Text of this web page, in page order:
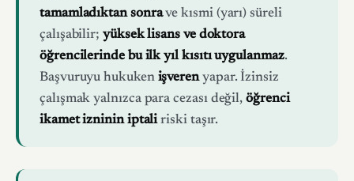
tamamladıktan sonrave kısmi (yarı) süreli
çalışabilir; yüksek lisans ve doktora
öğrencilerinde bu ilk yıl kısıtı uygulanmaz.
Başvuruyu hukuken işverenyapar. İzinsiz
çalışmak yalnızca para cezası değil,öğrenci
ikamet izninin iptaliriski taşır.